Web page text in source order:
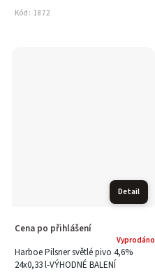
Kód: 1872
Detail
Harboe Pilsner světlé pivo 4,6%
24x0,33 l-VÝHODNÉ BALENÍ
Vyprodáno
Cena po přihlášení